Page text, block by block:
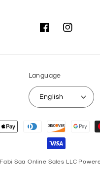
FacebookInstagram
Language
English
Fabi Saa Online Sales LLC